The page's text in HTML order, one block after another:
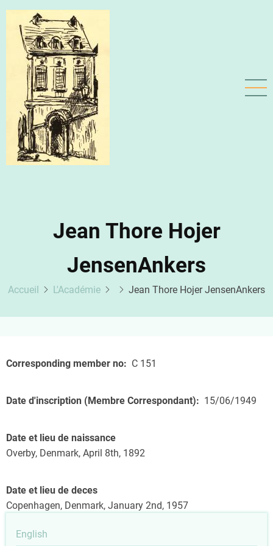
Aller
contenu
principal
Jean Thore Hojer
JensenAnkers
Accueil L'Académie Jean Thore Hojer JensenAnkers
Corresponding member no C 151
Date d'inscription (Membre Correspondant) 15/06/1949
Date et lieu de naissance
Overby, Denmark, April 8th, 1892
Date et lieu de deces
Copenhagen, Denmark, January 2nd, 1957
English